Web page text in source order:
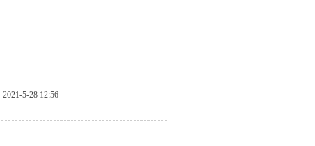
2021-5-28 12:56